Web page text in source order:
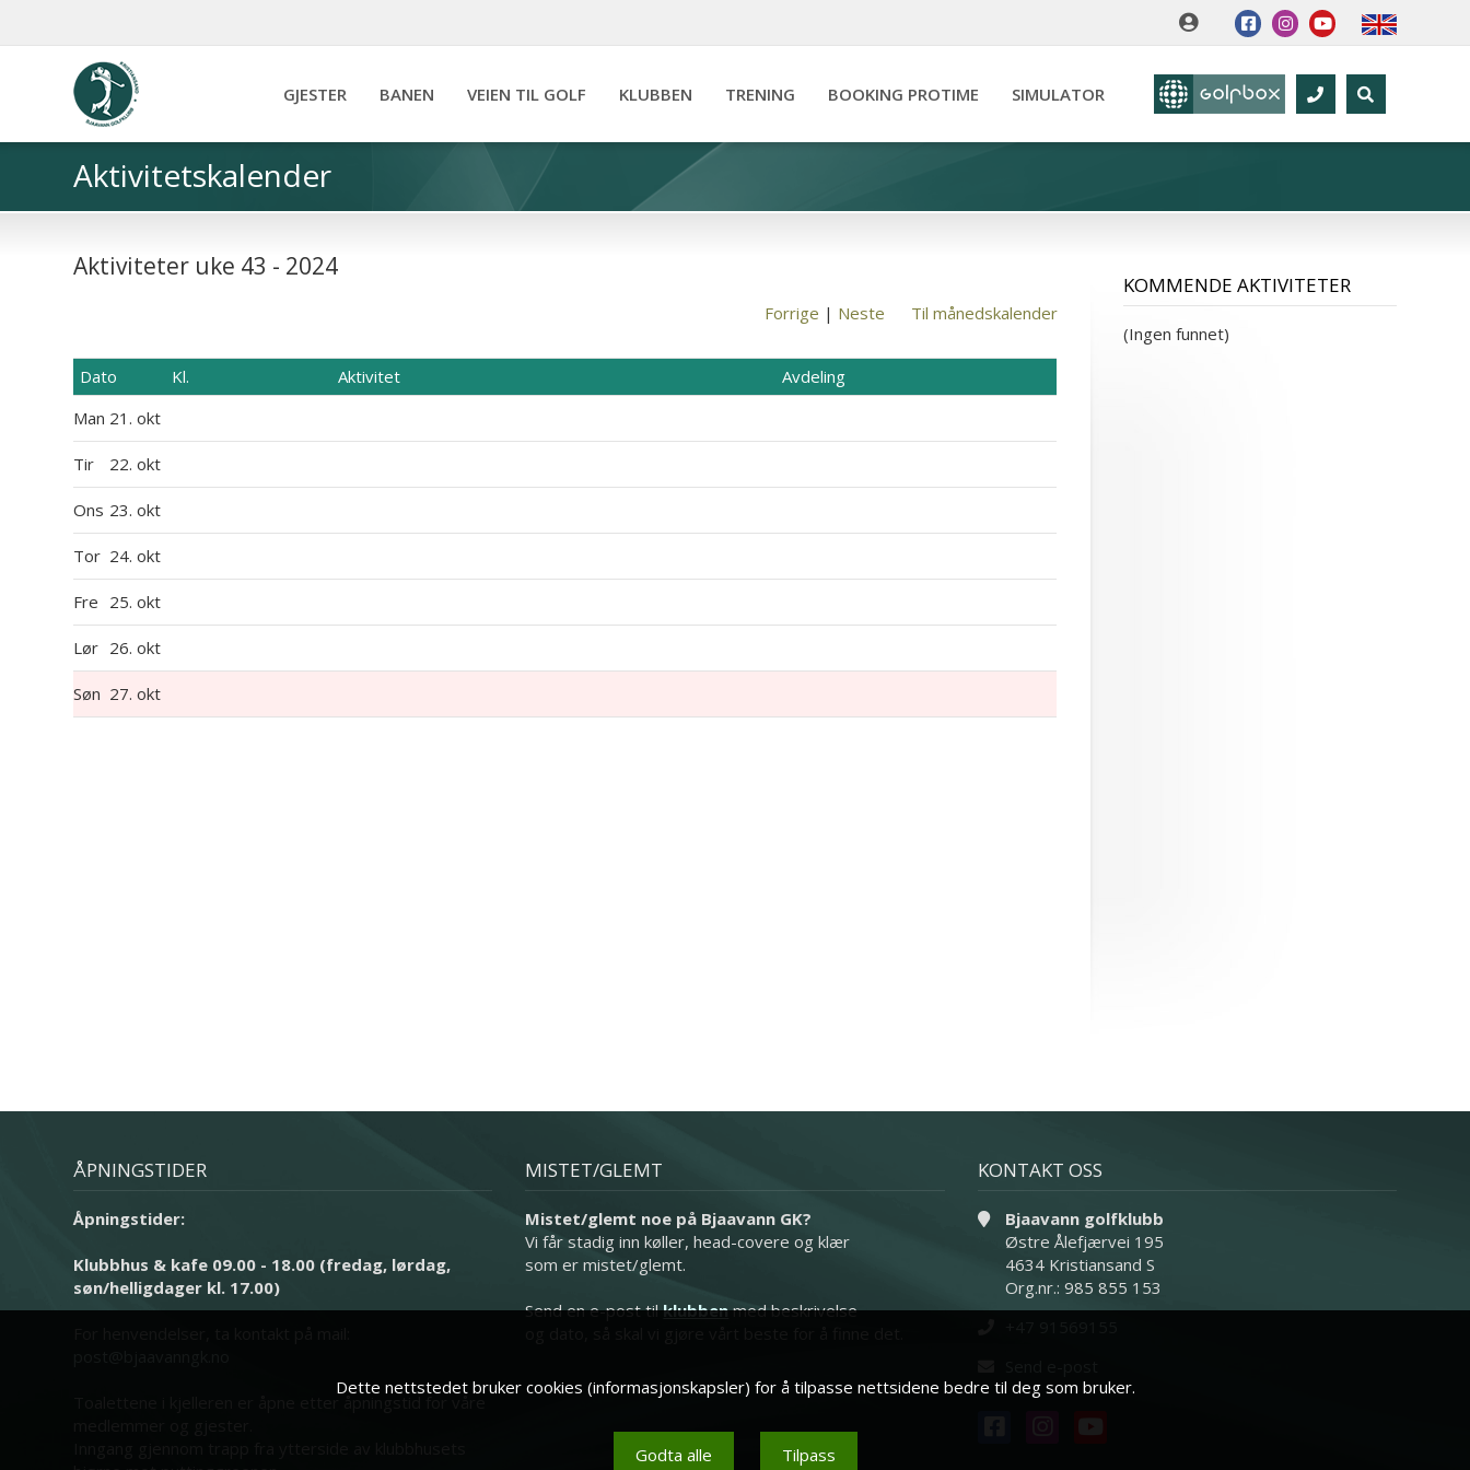
Aktivitetskalender
GJESTER BANEN VEIEN TIL GOLF KLUBBEN TRENING BOOKING PROTIME SIMULATOR
Aktiviteter uke 43 - 2024
Forrige | Neste Til månedskalender
Dato Kl. Aktivitet
Avdeling
Man 21. okt
Tir 22. okt
Ons 23. okt
Tor 24. okt
Fre 25. okt
Lør 26. okt
Søn 27. okt
KOMMENDE AKTIVITETER
(Ingen funnet)
ÅPNINGSTIDER
Åpningstider:
Klubbhus & kafe 09.00 - 18.00 (fredag, lørdag,
søn/helligdager kl. 17.00)
MISTET/GLEMT
Mistet/glemt noe på Bjaavann GK?
Vi får stadig inn køller, head-covere og klær
som er mistet/glemt.
Send en e-post tilklubbenmed beskrivelse
KONTAKT OSS
Bjaavann golfklubb
Østre Ålefjærvei 195
4634 Kristiansand S
Org.nr.: 985 855 153
Dette nettstedet bruker cookies (informasjonskapsler) for å tilpasse nettsidene bedre til deg som bruker.
Godta alle Tilpass